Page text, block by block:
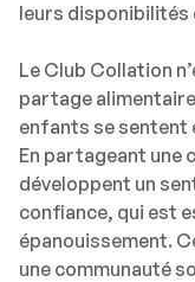
leurs disponibilités
Le Club Collation
partage
enfants se sentent
En partageant une
développent un
confiance, qui est
épanouissement.
une communauté